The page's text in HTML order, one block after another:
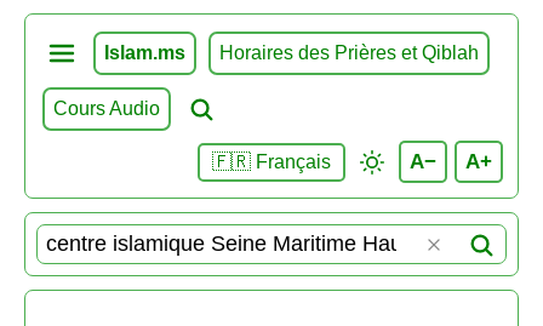
Islam.ms Horaires des Prières et Qiblah
Cours Audio
🇫🇷 Français A− A+